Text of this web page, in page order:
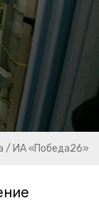
/ ИА «Победа26»